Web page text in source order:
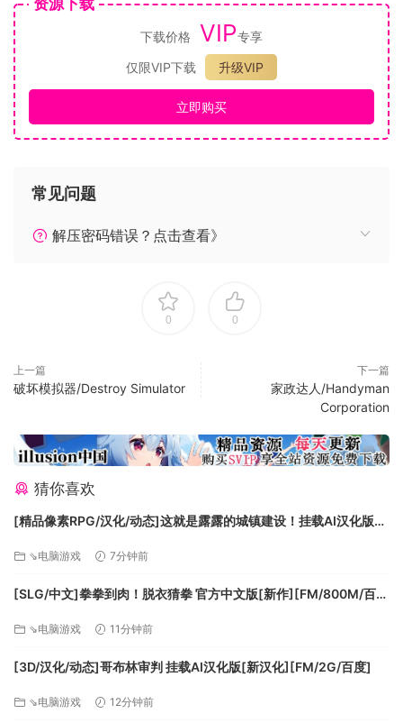
制作需要资源，但也会让您获得经验，以便您可以创建高于交
易商的高质量商品。目前，您可以在在铁匠铺锻造工具和武
器，并在裁缝铺制作服装。随着游戏的发展，您会有更多的制
作选择。 在Winkeltje，您可以向贸易商购买种子，之后在
种植园、水生植物园种植并收获作物。农作物是可以在店铺出
售的商品。 如果您不照顾农作物，它们就会枯萎死亡。 随
着时间的推移，您将遇到事件和不同季节。事件和季节可能会
就可以在适当的时候出售并获得更多利润。
Winkeltje是一款关于在旧时代建造、装饰和经营小店的游戏。
作为商店的店主，您负责进货、销售和赚取利润。商品可以从
过往的贸易商处购买或者付费送货。商品可以放在货架上，以
便出售给顾客。准备就绪后，您就可以开门营业，开始新的一
天，等待客户光顾您的店铺。如果产品符合顾客的要求，他们
就会购买。如果您不能及时提供顾客想要的产品，他们会很伤
多多！
师，如果不准确，您会为此而疯狂。这些是允许您展示商店出
光顾量。您可以通过放置存储类型的家具来增加物料库存容
下载价格 VIP专享
仅限VIP下载
升级VIP
立即购买
常见问题
解压密码错误？点击查看》
0 0
上一篇
破坏模拟器/Destroy Simulator
下一篇
家政达人/Handyman
Corporation
猜你喜欢
[精品像素RPG/汉化/动态]这就是露露的城镇建设！挂载AI汉化版
⇘电脑游戏 7分钟前
[SLG/中文]拳拳到肉！脱衣猜拳 官方中文版[新作][FM/800M/百
⇘电脑游戏 11分钟前
[3D/汉化/动态]哥布林审判 挂载AI汉化版[新汉化][FM/2G/百度]
⇘电脑游戏 12分钟前